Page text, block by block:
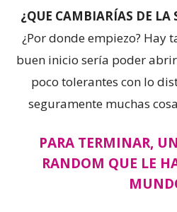
¿QUE CAMBIARÍAS DE LA
¿Por donde empiezo? Hay
buen inicio sería poder
poco tolerantes con lo
seguramente muchas
PARA TERMINAR,
RANDOM QUE LE